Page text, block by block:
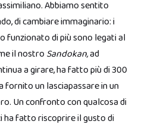
Abbiamo sentito
di cambiare immaginario: i
funzionato di più sono legati al
il nostro Sandokan,ad
a girare, ha fatto più di 300
fornito un lasciapassare in un
Un confronto con qualcosa di
ha fatto riscoprire il gusto di